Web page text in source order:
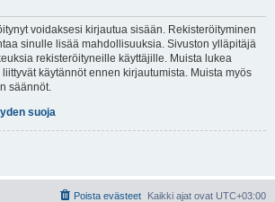
voidaksesi kirjautua sisään. Rekisteröityminen
sinulle lisää mahdollisuuksia. Sivuston ylläpitäjä
rekisteröityneille käyttäjille. Muista lukea
käytännöt ennen kirjautumista. Muista myös
säännöt.
suoja
Kaikki ajat ovat UTC+03:00
Poista evästeet